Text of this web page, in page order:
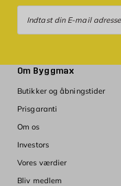
Om Byggmax
Butikker og åbningstider
Prisgaranti
Om os
Investors
Vores værdier
Bliv medlem